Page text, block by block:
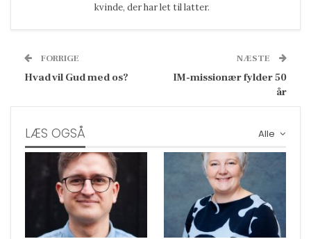
kvinde, der har let til latter.
FORRIGE
Hvad vil Gud med os?
NÆSTE
IM-missionær fylder 50
år
Alle
LÆS OGSÅ